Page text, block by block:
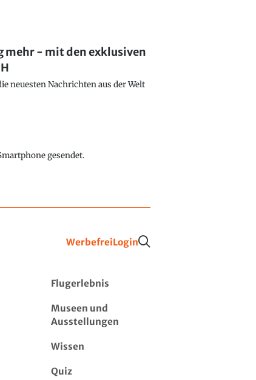
mehr - mit den exklusiven
neuesten Nachrichten aus der Welt
gesendet.
WerbefreiLogin
Flugerlebnis
Museen und
Ausstellungen
Wissen
Quiz